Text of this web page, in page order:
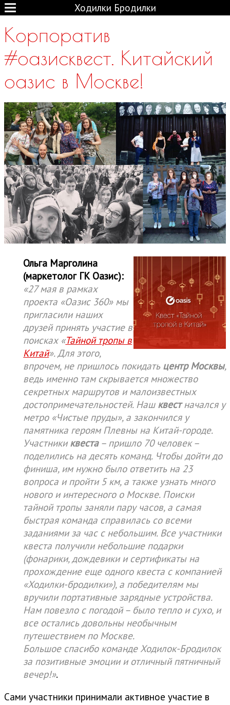
Ходилки Бродилки
Корпоратив
#оазисквест. Китайский
оазис в Москве!
Ольга Марголина
(маркетолог ГК Оазис):
«27 мая в рамках
проекта «Оазис 360» мы
пригласили наших
друзей принять участие в
поисках «Тайной тропы в
Китай». Для этого,
впрочем, не пришлось покидать центр Москвы,
ведь именно там скрывается множество
секретных маршрутов и малоизвестных
достопримечательностей. Наш квестначался у
метро «Чистые пруды», а закончился у
памятника героям Плевны на Китай-городе.
Участники квеста– пришло 70 человек –
поделились на десять команд. Чтобы дойти до
финиша, им нужно было ответить на 23
вопроса и пройти 5 км, а также узнать много
нового и интересного о Москве. Поиски
тайной тропы заняли пару часов, а самая
быстрая команда справилась со всеми
заданиями за час с небольшим. Все участники
квеста получили небольшие подарки
(фонарики, дождевики и сертификаты на
прохождение еще одного квеста с компанией
«Ходилки-бродилки»), а победителям мы
вручили портативные зарядные устройства.
Нам повезло с погодой – было тепло и сухо, и
все остались довольны необычным
путешествием по Москве.
Большое спасибо команде Ходилок-Бродилок
за позитивные эмоции и отличный пятничный
вечер!».
Сами участники принимали активное участие в